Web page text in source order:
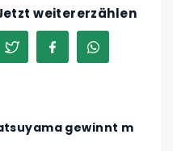
weitererzählen
gewinnt m